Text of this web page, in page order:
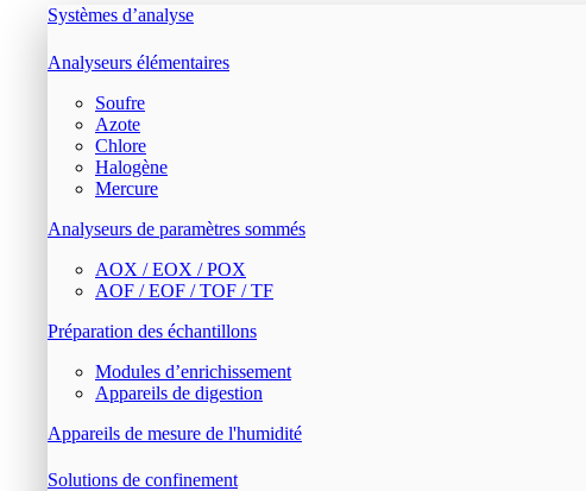
Systèmes d’analyse
Analyseurs élémentaires
Soufre
Azote
Chlore
Halogène
Mercure
Analyseurs de paramètres sommés
AOX / EOX / POX
AOF / EOF / TOF / TF
Préparation des échantillons
Modules d’enrichissement
Appareils de digestion
Appareils de mesure de l'humidité
Solutions de confinement